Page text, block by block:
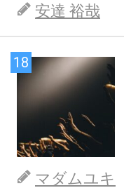
安達 裕哉
18
マダムユキ